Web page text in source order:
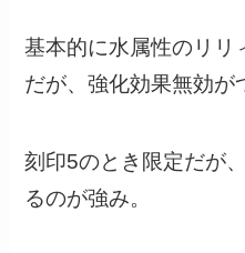
基本的に水属性のリリ
だが、強化効果無効が
刻印5のとき限定だが
るのが強み。